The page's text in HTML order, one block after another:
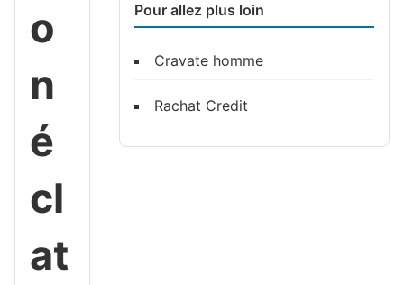
o
n
é
cl
at
Pour allez plus loin
Cravate homme
Rachat Credit